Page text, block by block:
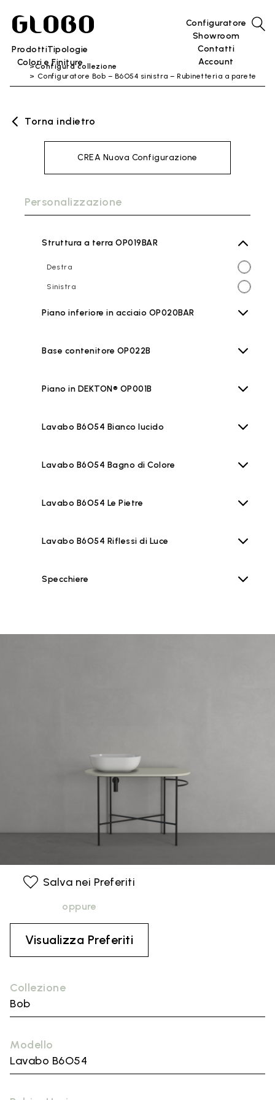
ProdottiTipologie
Colori e Finiture
Configuratore
Showroom
Contatti
Account
Configura collezione
Configuratore Bob – B6O54 sinistra – Rubinetteria a parete
Torna indietro
CREA Nuova Configurazione
Personalizzazione
Struttura a terra OP019BAR
Destra
Sinistra
Piano inferiore in acciaio OP020BAR
Base contenitore OP022B
Piano in DEKTON® OP001B
Lavabo B6O54 Bianco lucido
Lavabo B6O54 Bagno di Colore
Lavabo B6O54 Le Pietre
Lavabo B6O54 Riflessi di Luce
Specchiere
Collezione
Bob
Modello
Lavabo B6O54
Salva nei Preferiti
oppure
Visualizza Preferiti